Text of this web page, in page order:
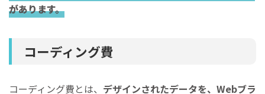
があります。
コーディング費
コーディング費とは、 デザインされたデータを、Webブラ